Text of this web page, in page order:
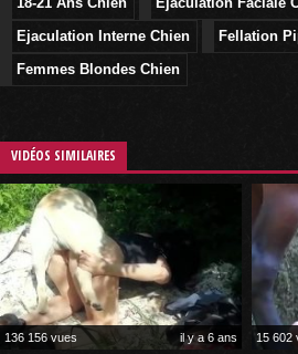
Ejaculation Interne Chien
Fellation
Femmes Blondes Chien
VIDÉOS SIMILAIRES
136 156 vues
il y a 6 ans
15 602